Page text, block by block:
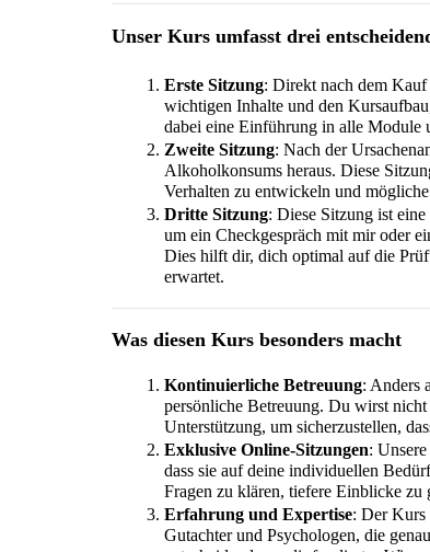
Unser Kurs umfasst drei
Erste Sitzung: Direkt nach dem
wichtigen Inhalte und den
dabei eine Einführung in alle Module
Zweite Sitzung: Nach der
Alkoholkonsums heraus. Diese
Verhalten zu entwickeln und
Dritte Sitzung: Diese Sitzung ist
um ein Checkgespräch mit mir oder
Dies hilft dir, dich optimal auf die
erwartet.
Was diesen Kurs besonders macht
Kontinuierliche Betreuung: Anders
persönliche Betreuung. Du wirst
Unterstützung, um sicherzustellen,
Exklusive Online-Sitzungen:
dass sie auf deine individuellen
Fragen zu klären, tiefere Einblicke
Erfahrung und Expertise: Der Kurs
Gutachter und Psychologen, die